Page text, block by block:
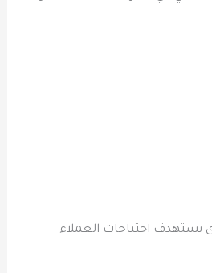
يستهدف احتياجات العملاء